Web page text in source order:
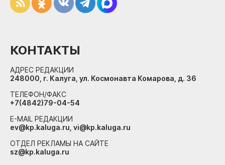
КОНТАКТЫ
АДРЕС РЕДАКЦИИ
248000, г. Калуга, ул. Космонавта Комарова, д. 36
ТЕЛЕФОН/ФАКС
+7(4842)79-04-54
E-MAIL РЕДАКЦИИ
ev@kp.kaluga.ru, vi@kp.kaluga.ru
ОТДЕЛ РЕКЛАМЫ НА САЙТЕ
sz@kp.kaluga.ru